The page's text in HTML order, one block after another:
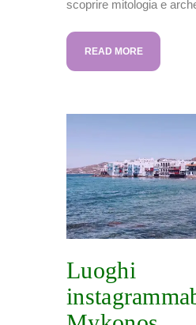
scoprire mitologia e
READ MORE
Luoghi